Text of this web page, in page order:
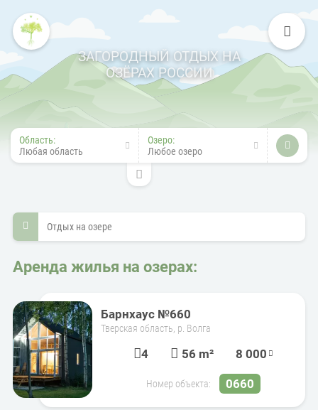
ЗАГОРОДНЫЙ ОТДЫХ НА
ОЗЁРАХ РОССИИ
Область:
Любая область
Озеро:
Любое озеро
Отдых на озере
Аренда жилья на озерах:
Барнхаус №660
Тверская область, р. Волга
4 56 m² 8 000
Номер объекта: 0660